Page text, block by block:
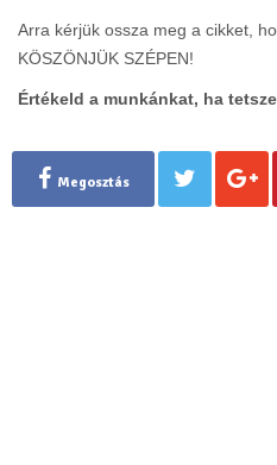
Arra kérjük ossza meg a cikket,
KÖSZÖNJÜK SZÉPEN!
Értékeld a munkánkat, ha
Megosztás